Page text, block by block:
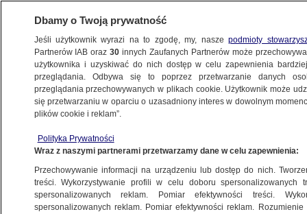
METEO
NAUKA
Morten Meldal i K. Barry Sharpless
laureatami nagrody
5.10.2022, 11:50
Dbamy o Twoją prywatność
Jeśli użytkownik wyrazi na to zgodę, my, naszepodmioty
Partnerów IAB oraz30 innych Zaufanych Partnerów może
użytkownika i uzyskiwać do nich dostęp w celu zapewnienia
przeglądania. Odbywa się to poprzez przetwarzanie danych
przeglądania przechowywanych w plikach cookie. Użytkownik może
się przetwarzaniu w oparciu o uzasadniony interes w dowolnym
plików cookie i reklam”.
Polityka Prywatności
Wraz z naszymi partnerami przetwarzamy dane w celu zapewnienia:
Przechowywanie informacji na urządzeniu lub dostęp do nich.
treści. Wykorzystywanie profili w celu doboru spersonalizowanych
spersonalizowanych reklam. Pomiar efektywności treści.
spersonalizowanych reklam. Pomiar efektywności reklam.